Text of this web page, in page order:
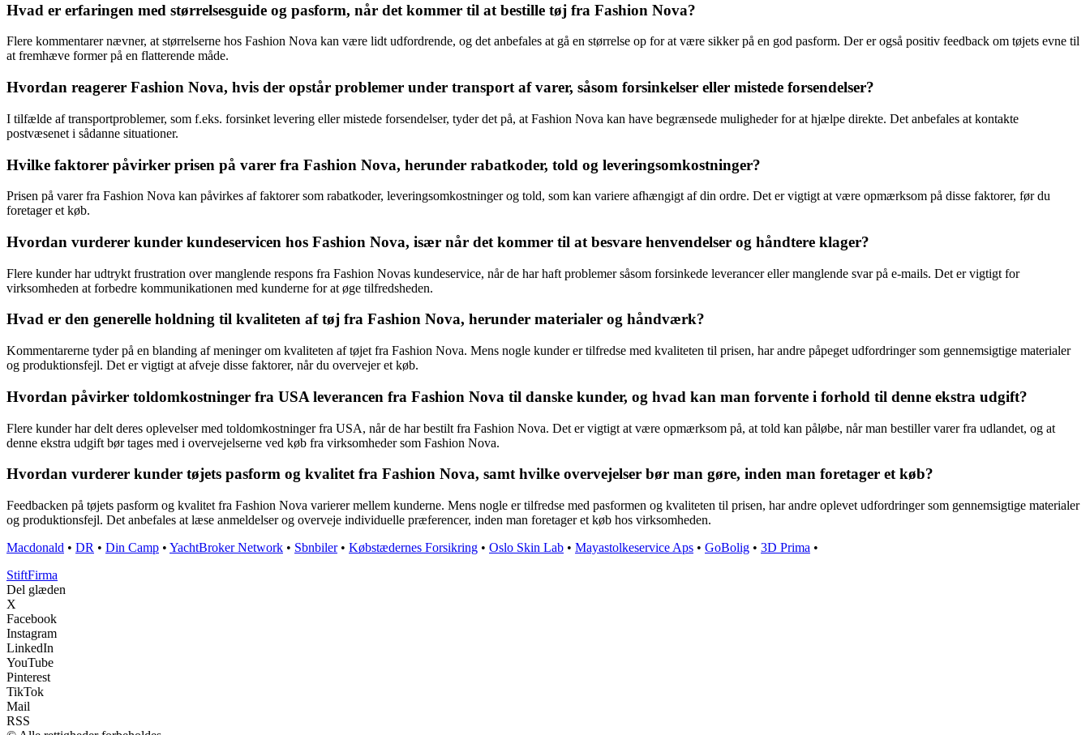
Hvad er erfaringen med størrelsesguide og pasform, når det kommer til at bestille tøj fra Fashion Nova?
Flere kommentarer nævner, at størrelserne hos Fashion Nova kan være lidt udfordrende, og det anbefales at gå en størrelse op for at være sikker på en god pasform. Der er også positiv feedback om tøjets evne til
at fremhæve former på en flatterende måde.
Hvordan reagerer Fashion Nova, hvis der opstår problemer under transport af varer, såsom forsinkelser eller mistede forsendelser?
I tilfælde af transportproblemer, som f.eks. forsinket levering eller mistede forsendelser, tyder det på, at Fashion Nova kan have begrænsede muligheder for at hjælpe direkte. Det anbefales at kontakte
postvæsenet i sådanne situationer.
Hvilke faktorer påvirker prisen på varer fra Fashion Nova, herunder rabatkoder, told og leveringsomkostninger?
Prisen på varer fra Fashion Nova kan påvirkes af faktorer som rabatkoder, leveringsomkostninger og told, som kan variere afhængigt af din ordre. Det er vigtigt at være opmærksom på disse faktorer, før du
foretager et køb.
Hvordan vurderer kunder kundeservicen hos Fashion Nova, især når det kommer til at besvare henvendelser og håndtere klager?
Flere kunder har udtrykt frustration over manglende respons fra Fashion Novas kundeservice, når de har haft problemer såsom forsinkede leverancer eller manglende svar på e-mails. Det er vigtigt for
virksomheden at forbedre kommunikationen med kunderne for at øge tilfredsheden.
Hvad er den generelle holdning til kvaliteten af tøj fra Fashion Nova, herunder materialer og håndværk?
Kommentarerne tyder på en blanding af meninger om kvaliteten af tøjet fra Fashion Nova. Mens nogle kunder er tilfredse med kvaliteten til prisen, har andre påpeget udfordringer som gennemsigtige materialer
og produktionsfejl. Det er vigtigt at afveje disse faktorer, når du overvejer et køb.
Hvordan påvirker toldomkostninger fra USA leverancen fra Fashion Nova til danske kunder, og hvad kan man forvente i forhold til denne ekstra udgift?
Flere kunder har delt deres oplevelser med toldomkostninger fra USA, når de har bestilt fra Fashion Nova. Det er vigtigt at være opmærksom på, at told kan påløbe, når man bestiller varer fra udlandet, og at
denne ekstra udgift bør tages med i overvejelserne ved køb fra virksomheder som Fashion Nova.
Hvordan vurderer kunder tøjets pasform og kvalitet fra Fashion Nova, samt hvilke overvejelser bør man gøre, inden man foretager et køb?
Feedbacken på tøjets pasform og kvalitet fra Fashion Nova varierer mellem kunderne. Mens nogle er tilfredse med pasformen og kvaliteten til prisen, har andre oplevet udfordringer som gennemsigtige materialer
og produktionsfejl. Det anbefales at læse anmeldelser og overveje individuelle præferencer, inden man foretager et køb hos virksomheden.
Macdonald • DR • Din Camp • YachtBroker Network • Sbnbiler• Købstædernes Forsikring • Oslo Skin Lab • Mayastolkeservice Aps • GoBolig • 3D Prima •
StiftFirma
Del glæden
X
Facebook
Instagram
LinkedIn
YouTube
Pinterest
TikTok
Mail
RSS